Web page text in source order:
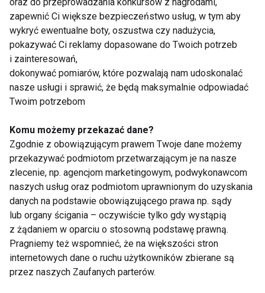
regularną zmianę mokrej od potu
odzieży,
dbanie o higienę skóry,
utrzymywanie prawidłowej masy ciała,
stosowanie preparatów ochronnych
podczas upałów.
Osoby aktywne fizycznie powinny szczególnie
pamiętać o zmianie odzieży sportowej bezpośrednio
po treningu.
Czy odparzenia mogą wracać?
Niestety tak. Jeśli nie zostaną usunięte czynniki
sprzyjające podrażnieniom, problem może nawracać
regularnie.
zapewnić Ci większe bezpieczeństwo usług, w tym aby
wykryć ewentualne boty, oszustwa czy nadużycia,
pokazywać Ci reklamy dopasowane do Twoich potrzeb
i zainteresowań,
dokonywać pomiarów, które pozwalają nam udoskonalać
nasze usługi i sprawić, że będą maksymalnie odpowiadać
Twoim potrzebom
Komu możemy przekazać dane?
Zgodnie z obowiązującym prawem Twoje dane możemy
przekazywać podmiotom przetwarzającym je na nasze
zlecenie, np. agencjom marketingowym, podwykonawcom
naszych usług oraz podmiotom uprawnionym do uzyskania
danych na podstawie obowiązującego prawa np. sądy
lub organy ścigania – oczywiście tylko gdy wystąpią
z żądaniem w oparciu o stosowną podstawę prawną.
Pragniemy też wspomnieć, że na większości stron
internetowych dane o ruchu użytkowników zbierane są
przez naszych Zaufanych parterów.